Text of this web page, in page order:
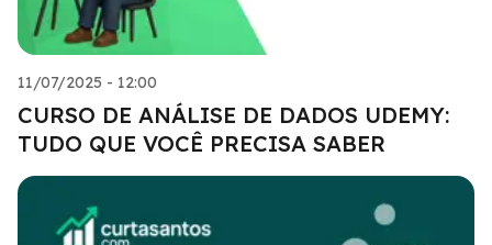
11/07/2025 - 12:00
CURSO DE ANÁLISE DE DADOS UDEMY:
TUDO QUE VOCÊ PRECISA SABER